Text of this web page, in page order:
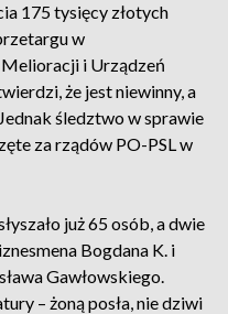
175 tysięcy złotych
w
i Urządzeń
że jest niewinny, a
śledztwo w sprawie
za rządów PO-PSL w
już 65 osób, a dwie
Bogdana K. i
Gawłowskiego.
– żoną posła, nie dziwi